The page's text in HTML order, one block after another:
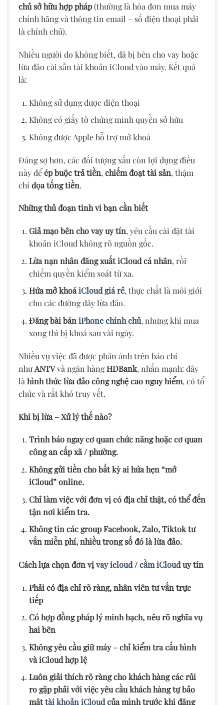
chủ sở hữu hợp pháp(thường là hóa đơn mua máy
chính hãng và thông tin email – số điện thoại phải
là chính chủ).
Nhiều người do không biết, đã bị bên cho vay hoặc
lừa đảo cài sẵn tài khoản iCloud vào máy. Kết quả
là:
Không sử dụng được điện thoại
Không có giấy tờ chứng minh quyền sở hữu
Không được Apple hỗ trợ mở khoá
Đáng sợ hơn, các đối tượng xấu còn lợi dụng điều
này đểép buộc trả tiền, chiếm đoạt tài sản, thậm
chí dọa tống tiền.
Những thủ đoạn tinh vi bạn cần biết
Giả mạo bên cho vay uy tín, yêu cầu cài đặt tài
khoản iCloud không rõ nguồn gốc.
Lừa nạn nhân đăng xuất iCloud cá nhân, rồi
chiếm quyền kiểm soát từ xa.
Hứa mở khoáiCloud giá rẻ, thực chất là môi giới
cho các đường dây lừa đảo.
Đăng bài bán iPhone chính chủ, nhưng khi mua
xong thì bị khoá sau vài ngày.
Nhiều vụ việc đã được phản ánh trên báo chí
nhưANTVvà ngân hàngHDBank, nhấn mạnh: đây
là hình thức lừa đảo công nghệ cao nguy hiểm, có tổ
chức và rất khó truy vết.
Khi bị lừa – Xử lý thế nào?
Trình báo ngay cơ quan chức năng hoặc cơ quan
công an cấp xã / phường.
Không gửi tiền cho bất kỳ ai hứa hẹn “mở
iCloud” online.
Chỉ làm việc với đơn vị có địa chỉ thật, có thể đến
tận nơi kiểm tra.
Không tin các group Facebook, Zalo, Tiktok tư
vấn miễn phí, nhiều trong số đó là lừa đảo.
Cách lựa chọn đơn vị vay icloud /cầm iClouduy tín
Phải có địa chỉ rõ ràng, nhân viên tư vấn trực
tiếp
Có hợp đồng pháp lý minh bạch, nêu rõ nghĩa vụ
hai bên
Không yêu cầu giữ máy – chỉ kiểm tra cấu hình
và iCloud hợp lệ
Luôn giải thích rõ ràng cho khách hàng các rủi
ro gặp phải với việc yêu cầu khách hàng tự bảo
mậttài khoản iCloudcủa mình trước khi đăng